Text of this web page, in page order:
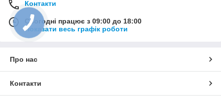
Контакти
Сьогодні працює з 09:00 до 18:00
Показати весь графік роботи
Про нас
Контакти